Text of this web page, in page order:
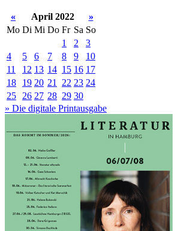
« April 2022
»
Mo Di Mi Do Fr Sa So
1
2
3
4
5 6 7 8 9
10
11
12 13 14 15 16 17
18
19 20 21 22 23 24
25
26 27 28 29 30
» Die digitale Printausgabe